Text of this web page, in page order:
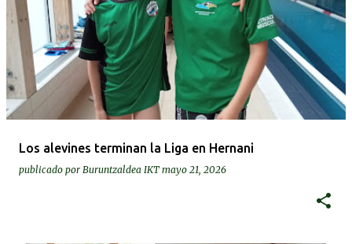
Los alevines terminan la Liga en Hernani
publicado por Buruntzaldea IKT mayo 21, 2026